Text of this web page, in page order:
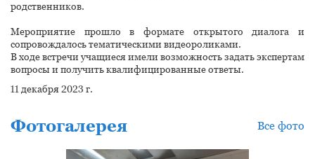
родственников.
Мероприятие прошло в формате открытого диалога и
сопровождалось тематическими видеороликами.
В ходе встречи учащиеся имели возможность задать экспертам
вопросы и получить квалифицированные ответы.
11 декабря 2023 г.
Фотогалерея Все фото